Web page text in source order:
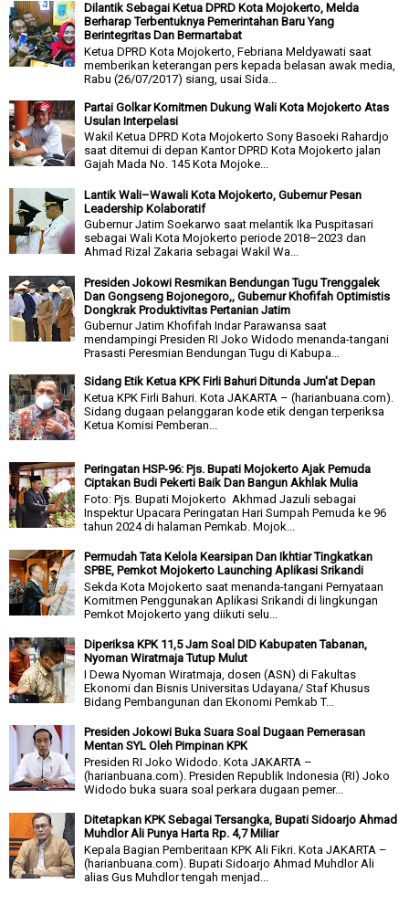
Dilantik Sebagai Ketua DPRD Kota Mojokerto, Melda
Berharap Terbentuknya Pemerintahan Baru Yang
Berintegritas Dan Bermartabat
Ketua DPRD Kota Mojokerto, Febriana Meldyawati saat
memberikan keterangan pers kepada belasan awak media,
Rabu (26/07/2017) siang, usai Sida...
Partai Golkar Komitmen Dukung Wali Kota Mojokerto Atas
Usulan Interpelasi
Wakil Ketua DPRD Kota Mojokerto Sony Basoeki Rahardjo
saat ditemui di depan Kantor DPRD Kota Mojokerto jalan
Gajah Mada No. 145 Kota Mojoke...
Lantik Wali–Wawali Kota Mojokerto, Gubernur Pesan
Leadership Kolaboratif
Gubernur Jatim Soekarwo saat melantik Ika Puspitasari
sebagai Wali Kota Mojokerto periode 2018–2023 dan
Ahmad Rizal Zakaria sebagai Wakil Wa...
Presiden Jokowi Resmikan Bendungan Tugu Trenggalek
Dan Gongseng Bojonegoro,, Gubernur Khofifah Optimistis
Dongkrak Produktivitas Pertanian Jatim
Gubernur Jatim Khofifah Indar Parawansa saat
mendampingi Presiden RI Joko Widodo menanda-tangani
Prasasti Peresmian Bendungan Tugu di Kabupa...
Sidang Etik Ketua KPK Firli Bahuri Ditunda Jum'at Depan
Ketua KPK Firli Bahuri. Kota JAKARTA – (harianbuana.com).
Sidang dugaan pelanggaran kode etik dengan terperiksa
Ketua Komisi Pemberan...
Peringatan HSP-96: Pjs. Bupati Mojokerto Ajak Pemuda
Ciptakan Budi Pekerti Baik Dan Bangun Akhlak Mulia
Foto: Pjs. Bupati Mojokerto Akhmad Jazuli sebagai
Inspektur Upacara Peringatan Hari Sumpah Pemuda ke 96
tahun 2024 di halaman Pemkab. Mojok...
Permudah Tata Kelola Kearsipan Dan Ikhtiar Tingkatkan
SPBE, Pemkot Mojokerto Launching Aplikasi Srikandi
Sekda Kota Mojokerto saat menanda-tangani Pernyataan
Komitmen Penggunakan Aplikasi Srikandi di lingkungan
Pemkot Mojokerto yang diikuti selu...
Diperiksa KPK 11,5 Jam Soal DID Kabupaten Tabanan,
Nyoman Wiratmaja Tutup Mulut
I Dewa Nyoman Wiratmaja, dosen (ASN) di Fakultas
Ekonomi dan Bisnis Universitas Udayana/ Staf Khusus
Bidang Pembangunan dan Ekonomi Pemkab T...
Presiden Jokowi Buka Suara Soal Dugaan Pemerasan
Mentan SYL Oleh Pimpinan KPK
Presiden RI Joko Widodo. Kota JAKARTA –
(harianbuana.com). Presiden Republik Indonesia (RI) Joko
Widodo buka suara soal perkara dugaan pemer...
Ditetapkan KPK Sebagai Tersangka, Bupati Sidoarjo Ahmad
Muhdlor Ali Punya Harta Rp. 4,7 Miliar
Kepala Bagian Pemberitaan KPK Ali Fikri. Kota JAKARTA –
(harianbuana.com). Bupati Sidoarjo Ahmad Muhdlor Ali
alias Gus Muhdlor tengah menjad...